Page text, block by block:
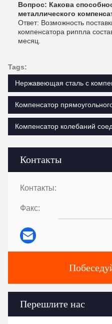
Контакты
Контакты:
Факс:
Перешлите нас
Вопрос: Какова
металлического
Ответ: Возможность
компенсатора риппла
месяц.
Tags:
Нержавеющая сталь с
Компенсатор
Компенсатор колебаний